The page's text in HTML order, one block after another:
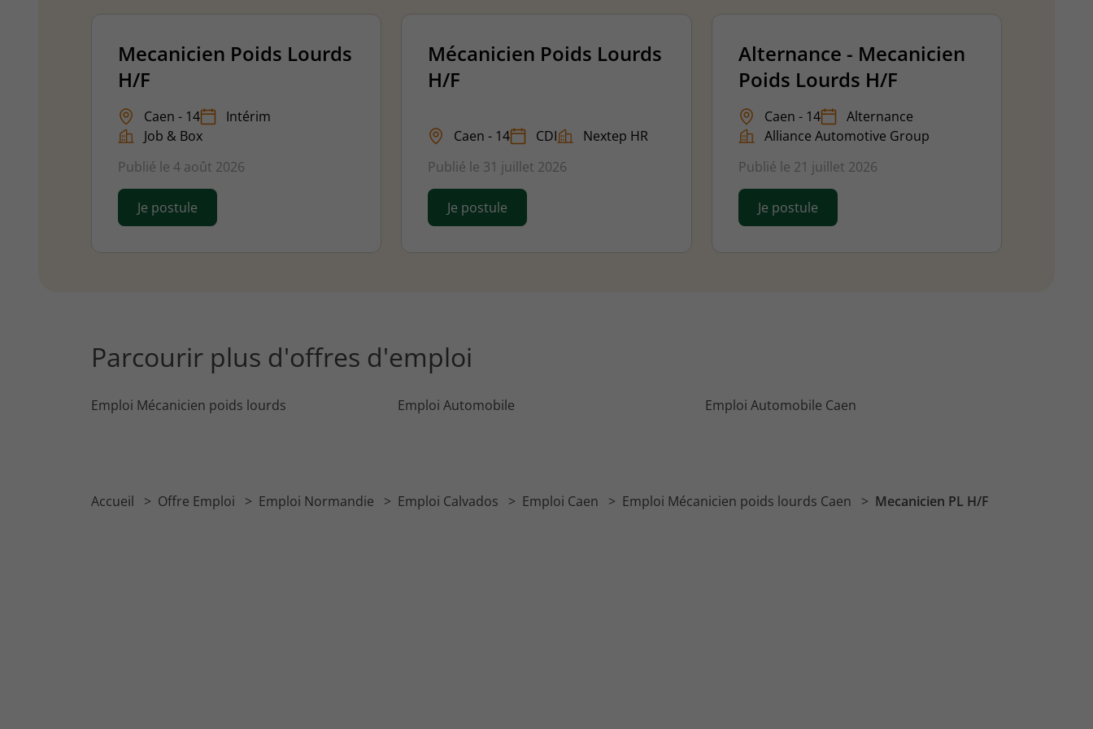
Mecanicien Poids Lourds
H/F
Caen - 14
Intérim
Job & Box
Publié le 4 août 2026
Je postule
Mécanicien Poids Lourds
H/F
Caen - 14 CDI
Nextep HR
Publié le 31 juillet 2026
Je postule
Alternance - Mecanicien
Poids Lourds H/F
Caen - 14
Alternance
Alliance Automotive Group
Publié le 21 juillet 2026
Je postule
Parcourir plus d'offres d'emploi
Emploi Mécanicien poids lourds Emploi Automobile Emploi Automobile Caen
Accueil Offre Emploi Emploi Normandie Emploi Calvados Emploi Caen Emploi Mécanicien poids lourds Caen Mecanicien PL H/F